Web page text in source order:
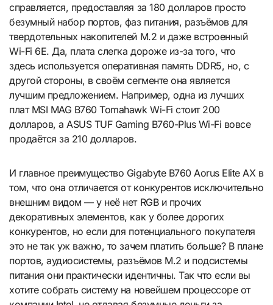
справляется, предоставляя за 180 долларов просто
безумный набор портов, фаз питания, разъёмов для
твердотельных накопителей М.2 и даже встроенный
Wi-Fi 6E. Да, плата слегка дороже из-за того, что
здесь используется оперативная память DDR5, но, с
другой стороны, в своём сегменте она является
лучшим предложением. Например, одна из лучших
плат MSI MAG B760 Tomahawk Wi-Fi стоит 200
долларов, а ASUS TUF Gaming B760-Plus Wi-Fi вовсе
продаётся за 210 долларов.
И главное преимущество Gigabyte B760 Aorus Elite AX в
том, что она отличается от конкурентов исключительно
внешним видом — у неё нет RGB и прочих
декоративных элементов, как у более дорогих
конкурентов, но если для потенциального покупателя
это не так уж важно, то зачем платить больше? В плане
портов, аудиосистемы, разъёмов М.2 и подсистемы
питания они практически идентичны. Так что если вы
хотите собрать систему на новейшем процессоре от